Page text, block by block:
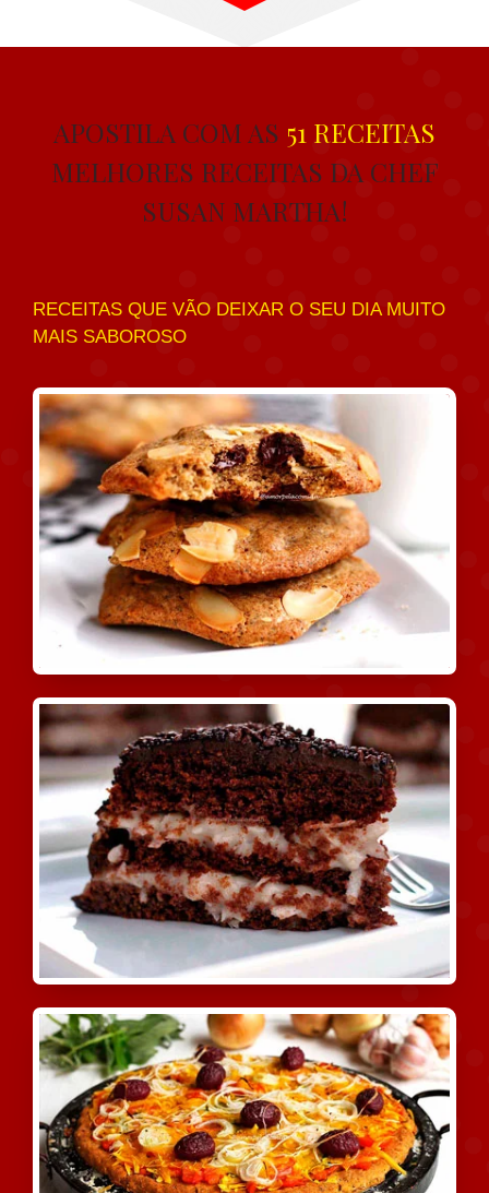
APOSTILA COM AS 51 RECEITAS
MELHORES RECEITAS DA CHEF
SUSAN MARTHA!
RECEITAS QUE VÃO DEIXAR O SEU DIA MUITO
MAIS SABOROSO